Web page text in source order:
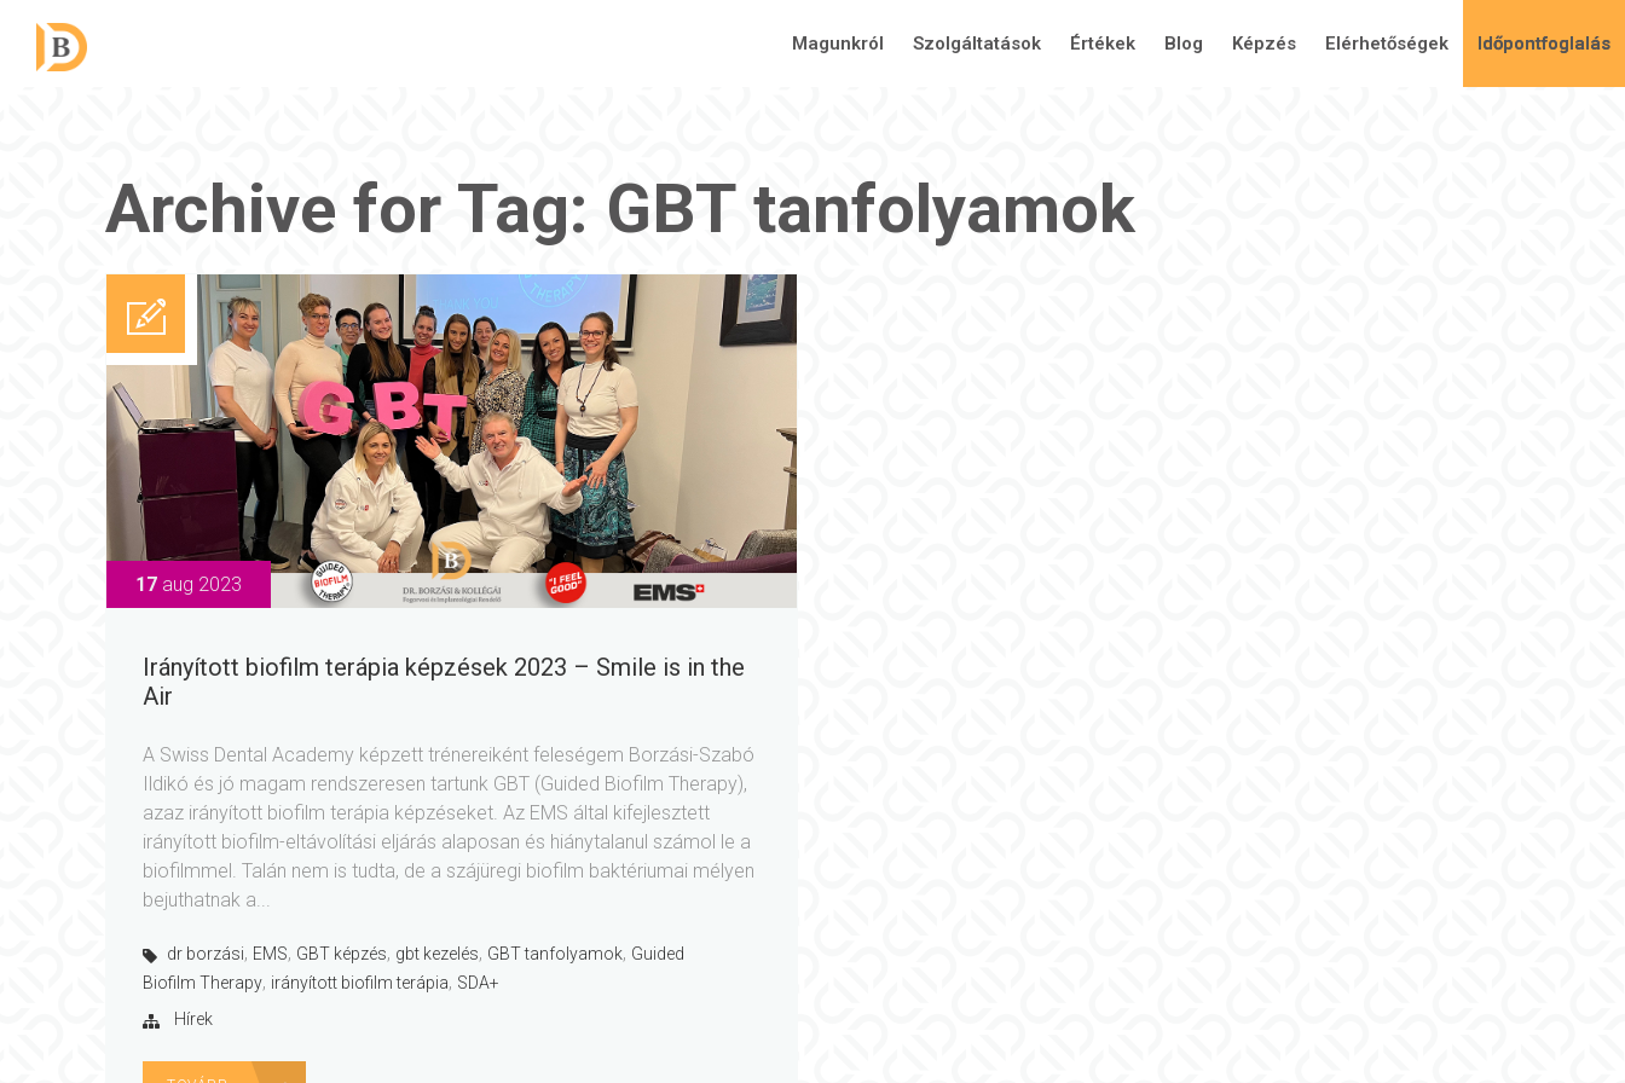
Magunkról Szolgáltatások Értékek Blog Képzés Elérhetőségek Időpontfoglalás
Archive for Tag: GBT tanfolyamok
17 aug 2023
Irányított biofilm terápia képzések 2023 – Smile is in the
Air
A Swiss Dental Academy képzett trénereiként feleségem Borzási-Szabó
Ildikó és jó magam rendszeresen tartunk GBT (Guided Biofilm Therapy),
azaz irányított biofilm terápia képzéseket. Az EMS által kifejlesztett
irányított biofilm-eltávolítási eljárás alaposan és hiánytalanul számol le a
biofilmmel. Talán nem is tudta, de a szájüregi biofilm baktériumai mélyen
bejuthatnak a...
dr borzási, EMS, GBT képzés, gbt kezelés, GBT tanfolyamok, Guided
Biofilm Therapy, irányított biofilm terápia, SDA+
Hírek